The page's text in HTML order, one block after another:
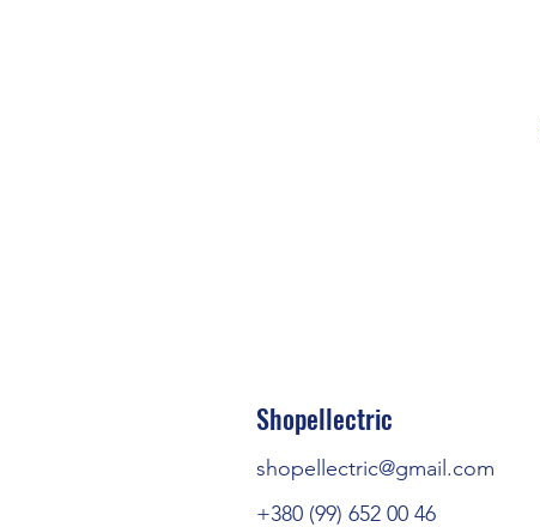
Shopellectric
shopellectric@gmail.com
+380 (99) 652 00 46